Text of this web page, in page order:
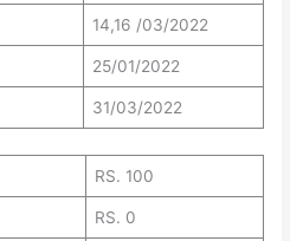
14,16 /03/2022
25/01/2022
31/03/2022
RS. 100
RS. 0